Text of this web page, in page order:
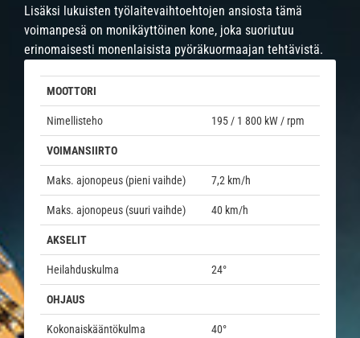
Lisäksi lukuisten työlaitevaihtoehtojen ansiosta tämä
voimanpesä on monikäyttöinen kone, joka suoriutuu
erinomaisesti monenlaisista pyöräkuormaajan tehtävistä.
MOOTTORI
Nimellisteho 195 / 1 800 kW / rpm
VOIMANSIIRTO
Maks. ajonopeus (pieni vaihde) 7,2 km/h
Maks. ajonopeus (suuri vaihde) 40 km/h
AKSELIT
Heilahduskulma 24°
OHJAUS
Kokonaiskääntökulma 40°